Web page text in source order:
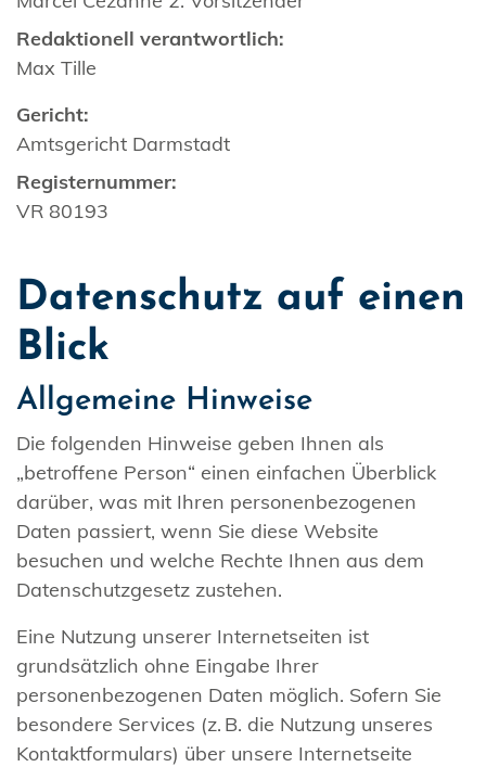
Redaktionell verantwortlich:
Max Tille
Gericht:
Amtsgericht Darmstadt
Registernummer:
VR 80193
Datenschutz auf einen
Blick
Allgemeine Hinweise
Die folgenden Hinweise geben Ihnen als
„betroffene Person“ einen einfachen Überblick
darüber, was mit Ihren personenbezogenen
Daten passiert, wenn Sie diese Website
besuchen und welche Rechte Ihnen aus dem
Datenschutzgesetz zustehen.
Eine Nutzung unserer Internetseiten ist
grundsätzlich ohne Eingabe Ihrer
personenbezogenen Daten möglich. Sofern Sie
besondere Services (z. B. die Nutzung unseres
Kontaktformulars) über unsere Internetseite